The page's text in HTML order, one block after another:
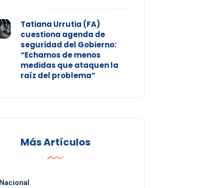
Tatiana Urrutia (FA)
cuestiona agenda de
seguridad del Gobierno:
“Echamos de menos
medidas que ataquen la
raíz del problema”
Más Artículos
Nacional